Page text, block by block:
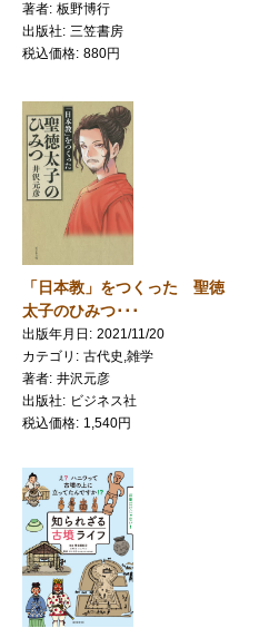
著者 板野博行
出版社
三笠書房
税込価格 880円
「日本教」をつくった 聖徳
太子のひみつ･･･
出版年月日
2021/11/20
カテゴリ
古代史,雑学
著者 井沢元彦
出版社
ビジネス社
税込価格
1,540円